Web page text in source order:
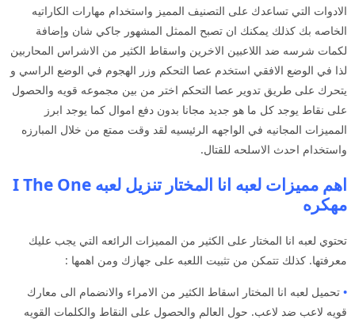
الادوات التي تساعدك على التصنيف المميز واستخدام مهارات الكاراتيه
الخاصه بك كذلك يمكنك ان تصبح الممثل المشهور جاكي شان وإضافة
لكمات شرسه ضد اللاعبين الاخرين واسقاط الكثير من الاشراس المحاربين
لذا في الوضع الافقي استخدم عصا التحكم وزر الهجوم في الوضع الراسي و
يتحرك على طريق تدوير عصا التحكم اختر من بين مجموعه قويه والحصول
على نقاط يوجد كل ما هو جديد مجانا بدون دفع اموال كما يوجد ابرز
المميزات المجانيه في الواجهه الرئيسيه لقد وقت ممتع من خلال المبارزه
واستخدام احدث الاسلحه للقتال.
اهم مميزات لعبه انا المختار تنزيل لعبه I The One
مهكره
تحتوي لعبه انا المختار على الكثير من المميزات الرائعه التي يجب عليك
معرفتها. كذلك تتمكن من تثبيت اللعبه على جهازك ومن اهمها :
• تحميل لعبه انا المختار اسقاط الكثير من الامراء والانضمام الى معارك
قويه لاعب ضد لاعب. حول العالم والحصول على النقاط والكلمات القويه